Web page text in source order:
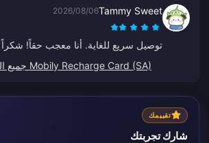
Tammy Sweet
2026/08/06
توصيل سريع للغاية. أنا معجب حقاً! شكراً BitTopup.
Mobily Recharge Card (SA) جميع التقييمات
تقييمك
شارك تجربتك